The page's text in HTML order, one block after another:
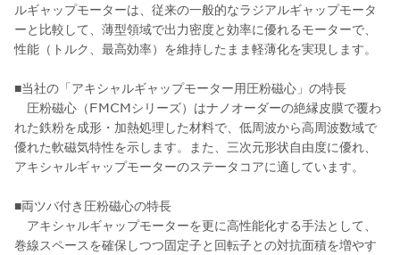
ルギャップモーターは、従来の一般的なラジアルギャップモータ
ーと比較して、薄型領域で出力密度と効率に優れるモーターで、
性能（トルク、最高効率）を維持したまま軽薄化を実現します。
■当社の「アキシャルギャップモーター用圧粉磁心」の特長
圧粉磁心（FMCMシリーズ）はナノオーダーの絶縁皮膜で覆わ
れた鉄粉を成形・加熱処理した材料で、低周波から高周波数域で
優れた軟磁気特性を示します。また、三次元形状自由度に優れ、
アキシャルギャップモーターのステータコアに適しています。
■両ツバ付き圧粉磁心の特長
アキシャルギャップモーターを更に高性能化する手法として、
巻線スペースを確保しつつ固定子と回転子との対抗面積を増やす